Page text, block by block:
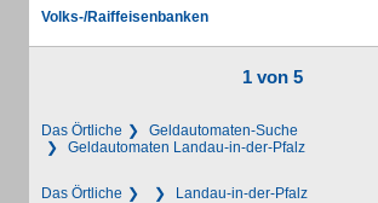
Volks-/Raiffeisenbanken
1 von 5
Das Örtliche
Geldautomaten-Suche
Geldautomaten Landau-in-der-Pfalz
Das Örtliche Landau-in-der-Pfalz